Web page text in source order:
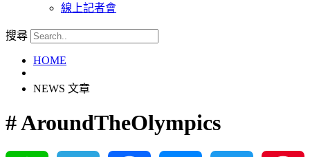
線上記者會
搜尋
HOME
NEWS 文章
# AroundTheOlympics